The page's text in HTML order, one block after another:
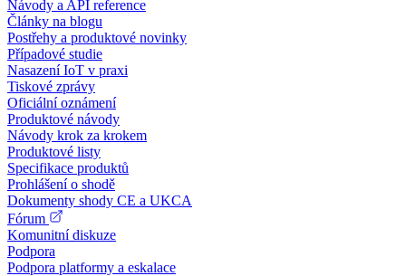
Návody a API reference
Články na blogu
Postřehy a produktové novinky
Případové studie
Nasazení IoT v praxi
Tiskové zprávy
Oficiální oznámení
Produktové návody
Návody krok za krokem
Produktové listy
Specifikace produktů
Prohlášení o shodě
Dokumenty shody CE a UKCA
Fórum
Komunitní diskuze
Podpora
Podpora platformy a eskalace